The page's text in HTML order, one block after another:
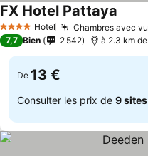
4 Étoiles Hotel Chambres avec
FX Hotel Pattaya
7,7 Bien 2 542 à 2.3 km
De 13 €
Consulter les prix de 9 sites